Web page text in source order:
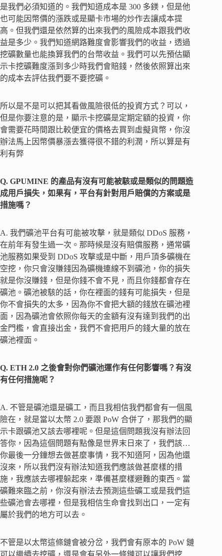
是我們必須知道的。我們知道成本是 300 多鎂，但是他
也可能因幣價的漲跌或是顯卡市場的炒作去讓成本提
高。但我們還是依然算的出來我們的風險成本跟我們收
益是多少。我們知道網路難度會影響我們的收益，透過
挖礦數量也能換算我們的台幣收益。我們可以先預估顯
示卡挖礦難度漲到多少時我們會賠錢，然後依照算出來
的成本去評估我們要不要挖礦。
所以是不是可以把其看做風險很低的投資方式？可以，
但是你要注意的是，顯示卡挖礦是定期定額的投資，你
會需要花時間跟比較便宜的價格去買到虛擬貨幣，你沒
辦法馬上因幣價暴漲去獲得很不錯的利潤，所以算是有
利有弊
Q. GPUMINE 的產品有沒有可能被駭或是類似的問題造
成用戶損失，如果有，平台有針對用戶賠償的方案或是
措施嗎？
A. 我們礦池平台有可能被攻擊，就是類似 DDoS 服務，
在前年有發生過一次。那時候是沒有賠償服務，通常礦
池服務如果受到 DDoS 攻擊或是中斷，用戶頂多礦機在
空挖，你只會沒賺錢因為礦機連線不到礦池，你的損失
就是你沒賺錢，但是你錢不會不見，而且你錢都會存在
礦池。礦池被駭的話，你在裡面的錢有可能損失，但是
你不會損失的太多，因為你不會把大額的錢放在礦池裡
面，因為礦池會依照你每天的金額有沒有達到我們的出
金門檻，會直接出金，我們不會把用戶的錢大量的放在
礦池裡面。
Q. ETH 2.0 之後會對你們礦池運作有任何影響嗎？有沒
有任何措施呢？
A. 不管是礦池還是礦工，而且我相信我們都會有一個風
險在，就是當以太幣 2.0 要跟 PoW 合併了，那我們的顯
示卡跟礦池又該去哪裡呢。但是這個問題我沒有辦法回
答你，因為這個問題有點像是世界末日來了，我們該…
你最後一分鐘想去做甚麼事情，我不知道阿，因為他還
沒來，所以我們沒有辦法知道我們應該做甚麼樣的措
施，我應該去哪裡躲起來，準備甚麼樣避難的東西。當
礦難來臨之前，你沒有辦法去預測這些礦工或是我們這
些礦池會去哪裡，但是我相信生命會找到出口，一定有
屬於我們的地方可以去。
不管是以太幣這條鏈會被分岔，我們會有原本的 PoW 鏈